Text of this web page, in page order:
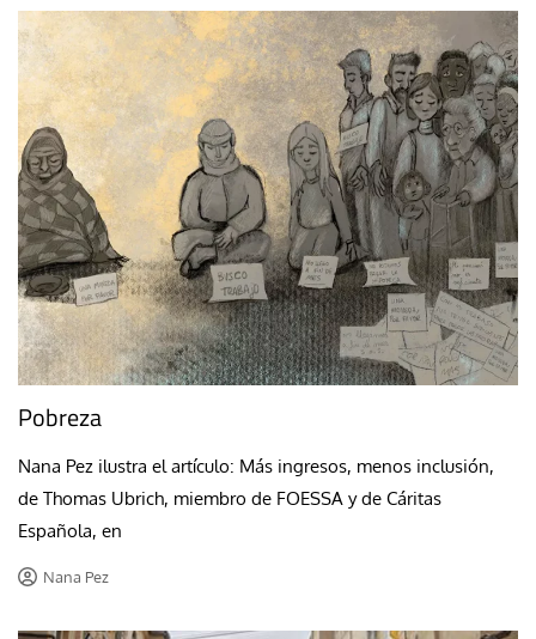
Pobreza
Nana Pez ilustra el artículo: Más ingresos, menos inclusión,
de Thomas Ubrich, miembro de FOESSA y de Cáritas
Española, en
Nana Pez